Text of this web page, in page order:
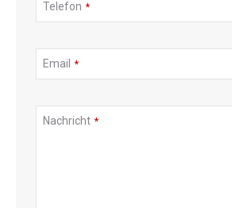
Telefon *
Company
Name *
Email *
Nachricht *